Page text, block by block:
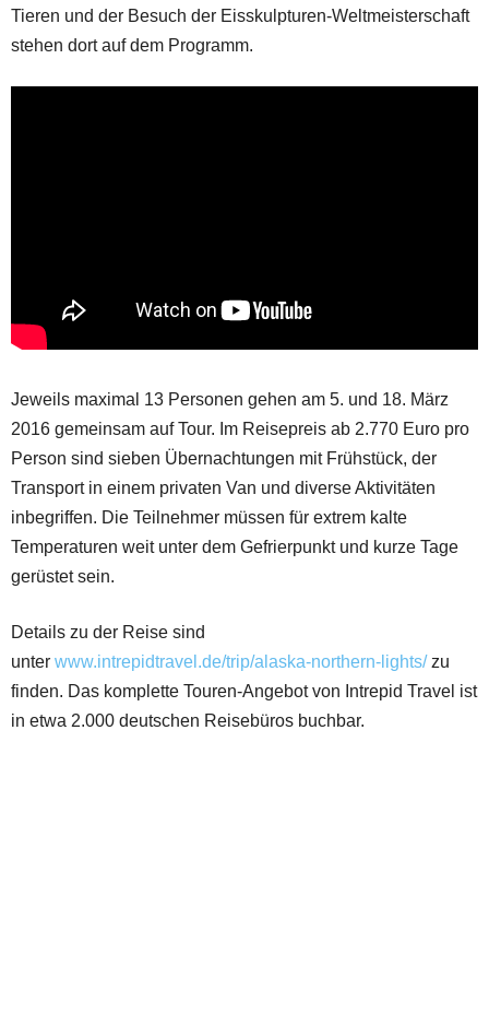
Tieren und der Besuch der Eisskulpturen-Weltmeisterschaft
stehen dort auf dem Programm.
Jeweils maximal 13 Personen gehen am 5. und 18. März
2016 gemeinsam auf Tour. Im Reisepreis ab 2.770 Euro pro
Person sind sieben Übernachtungen mit Frühstück, der
Transport in einem privaten Van und diverse Aktivitäten
inbegriffen. Die Teilnehmer müssen für extrem kalte
Temperaturen weit unter dem Gefrierpunkt und kurze Tage
gerüstet sein.
Details zu der Reise sind
unter www.intrepidtravel.de/trip/alaska-northern-lights/zu
finden. Das komplette Touren-Angebot von Intrepid Travel ist
in etwa 2.000 deutschen Reisebüros buchbar.